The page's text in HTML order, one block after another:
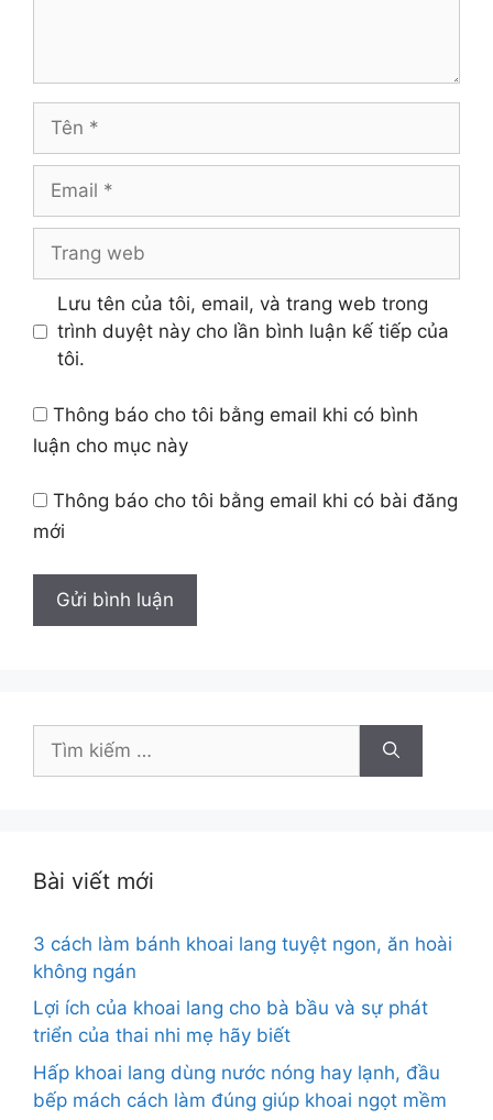
Tên
Email
Trang
Lưu tên của tôi, email, và trang web trong
trình duyệt này cho lần bình luận kế tiếp của
tôi.
Thông báo cho tôi bằng email khi có bình
luận cho mục này
Thông báo cho tôi bằng email khi có bài đăng
mới
Tìm
kiếm
Bài viết mới
3 cách làm bánh khoai lang tuyệt ngon, ăn hoài
không ngán
Lợi ích của khoai lang cho bà bầu và sự phát
triển của thai nhi mẹ hãy biết
Hấp khoai lang dùng nước nóng hay lạnh, đầu
bếp mách cách làm đúng giúp khoai ngọt mềm